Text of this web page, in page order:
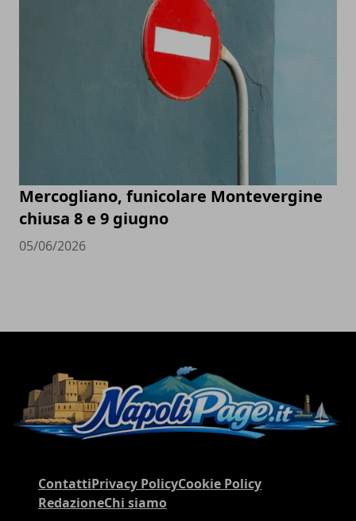
Mercogliano, funicolare Montevergine
chiusa 8 e 9 giugno
05/06/2026
ContattiPrivacy PolicyCookie Policy
RedazioneChi siamo